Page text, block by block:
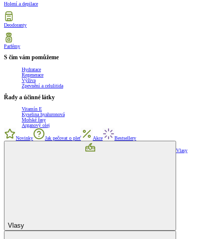
Holení a depilace
Deodoranty
Parfémy
S čím vám pomůžeme
Hydratace
Regenerace
Výživa
Zpevnění a celulitida
Řady a účinné látky
Vitamín E
Kyselina hyaluronová
Mořské řasy
Arganový olej
Novinky Jak pečovat o pleť Akce Bestsellery
Vlasy
Vlasy